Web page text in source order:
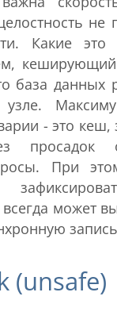
не
Какие это
кеширующий
база данных
узле.
- это кеш,
При
может
(unsafe)